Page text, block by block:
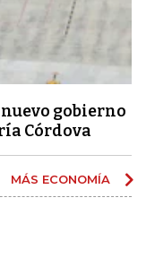
gobierno
Córdova
MÁS ECONOMÍA